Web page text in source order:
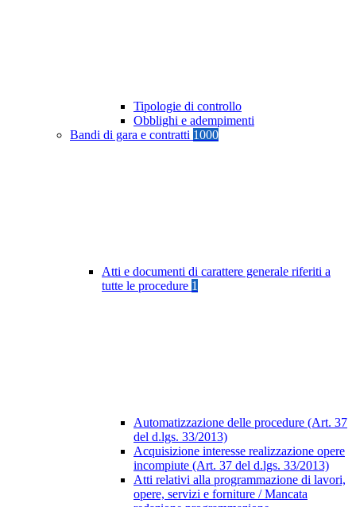
Tipologie di controllo
Obblighi e adempimenti
Bandi di gara e contratti 1000
Atti e documenti di carattere generale riferiti a
tutte le procedure 1
Automatizzazione delle procedure (Art. 37
del d.lgs. 33/2013)
Acquisizione interesse realizzazione opere
incompiute (Art. 37 del d.lgs. 33/2013)
Atti relativi alla programmazione di lavori,
opere, servizi e forniture / Mancata